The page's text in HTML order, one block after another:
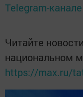
Telegram-канале
Читайте
национальном
https://max.ru/